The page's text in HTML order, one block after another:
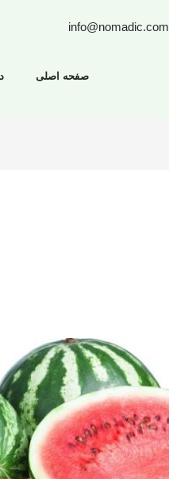
info@nomadic.com
صفحه اصلی